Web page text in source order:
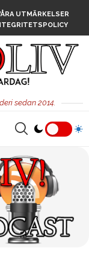
UTMÄRKELSER
sedan 2014.